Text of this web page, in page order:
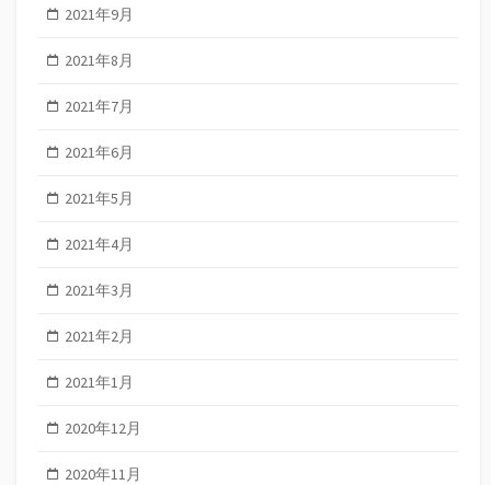
2021年9月
2021年8月
2021年7月
2021年6月
2021年5月
2021年4月
2021年3月
2021年2月
2021年1月
2020年12月
2020年11月